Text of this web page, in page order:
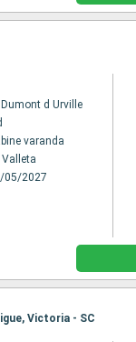
Dumont d Urville
varanda
Valleta
05/2027
Victoria - SC